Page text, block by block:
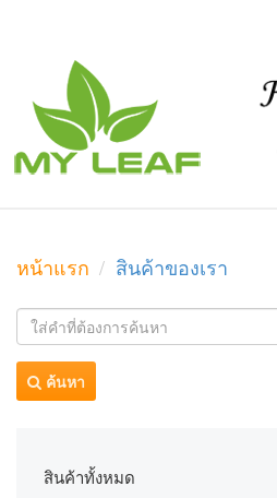
หน้าแรก สินค้าของเรา
ค้นหา
สินค้าทั้งหมด